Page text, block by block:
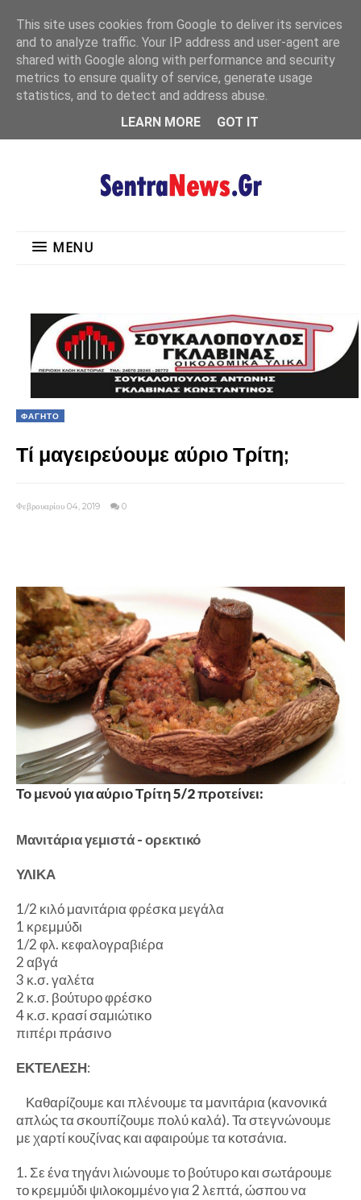
MENU
MENU
ΦΑΓΗΤΟ
Τί μαγειρεύουμε αύριο Τρίτη;
Φεβρουαρίου 04, 2019 0
Το μενού για αύριο Τρίτη 5/2 προτείνει:
Μανιτάρια γεμιστά - ορεκτικό
ΥΛΙΚΑ
1/2 κιλό μανιτάρια φρέσκα μεγάλα
1 κρεμμύδι
1/2 φλ. κεφαλογραβιέρα
2 αβγά
3 κ.σ. γαλέτα
2 κ.σ. βούτυρο φρέσκο
4 κ.σ. κρασί σαμιώτικο
πιπέρι πράσινο
ΕΚΤΕΛΕΣΗ:
Καθαρίζουμε και πλένουμε τα μανιτάρια (κανονικά
απλώς τα σκουπίζουμε πολύ καλά). Τα στεγνώνουμε
με χαρτί κουζίνας και αφαιρούμε τα κοτσάνια.
1. Σε ένα τηγάνι λιώνουμε το βούτυρο και σωτάρουμε
το κρεμμύδι ψιλοκομμένο για 2 λεπτά, ώσπου να
This site uses cookies from Google to deliver its services
and to analyze traffic. Your IP address and user-agent are
shared with Google along with performance and security
metrics to ensure quality of service, generate usage
statistics, and to detect and address abuse.
LEARN MORE
GOT IT